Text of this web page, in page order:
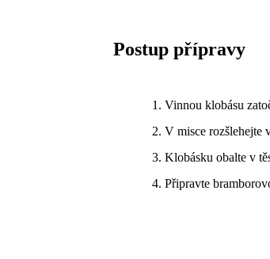
Postup přípravy
Vinnou klobásu
V misce rozšlehejte
Klobásku obalte v
Připravte